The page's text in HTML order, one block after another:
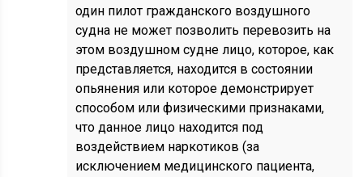
один пилот гражданского воздушного
судна не может позволить перевозить на
этом воздушном судне лицо, которое, как
представляется, находится в состоянии
опьянения или которое демонстрирует
способом или физическими признаками,
что данное лицо находится под
воздействием наркотиков (за
исключением медицинского пациента,